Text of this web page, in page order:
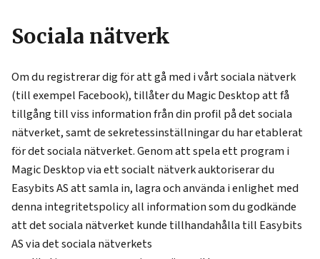
Sociala nätverk
Om du registrerar dig för att gå med i vårt sociala nätverk
(till exempel Facebook), tillåter du Magic Desktop att få
tillgång till viss information från din profil på det sociala
nätverket, samt de sekretessinställningar du har etablerat
för det sociala nätverket. Genom att spela ett program i
Magic Desktop via ett socialt nätverk auktoriserar du
Easybits AS att samla in, lagra och använda i enlighet med
denna integritetspolicy all information som du godkände
att det sociala nätverket kunde tillhandahålla till Easybits
AS via det sociala nätverkets